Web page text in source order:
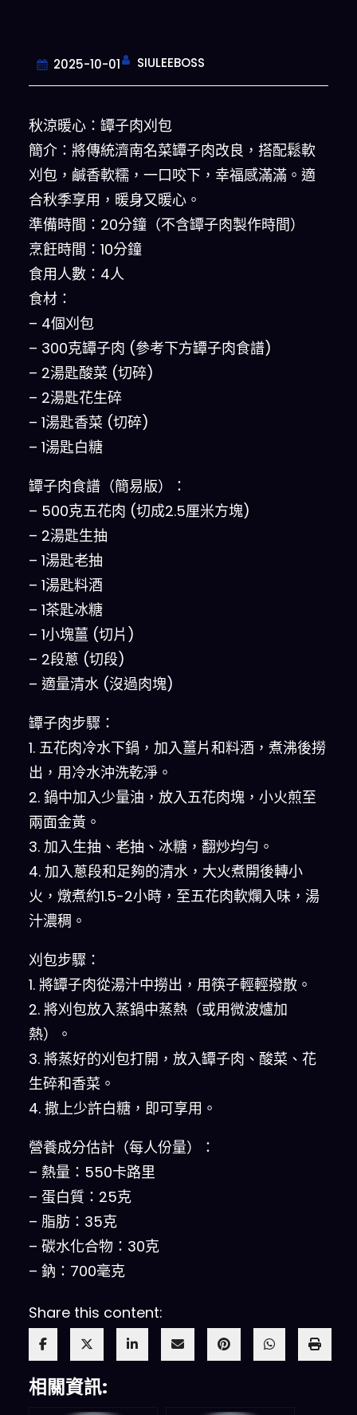
2025-10-01 SIULEEBOSS
秋涼暖心：罈子肉刈包
簡介：將傳統濟南名菜罈子肉改良，搭配鬆軟
刈包，鹹香軟糯，一口咬下，幸福感滿滿。適
合秋季享用，暖身又暖心。
準備時間：20分鐘（不含罈子肉製作時間）
烹飪時間：10分鐘
食用人數：4人
食材：
– 4個刈包
– 300克罈子肉 (參考下方罈子肉食譜)
– 2湯匙酸菜 (切碎)
– 2湯匙花生碎
– 1湯匙香菜 (切碎)
– 1湯匙白糖
罈子肉食譜（簡易版）：
– 500克五花肉 (切成2.5厘米方塊)
– 2湯匙生抽
– 1湯匙老抽
– 1湯匙料酒
– 1茶匙冰糖
– 1小塊薑 (切片)
– 2段蔥 (切段)
– 適量清水 (沒過肉塊)
罈子肉步驟：
1. 五花肉冷水下鍋，加入薑片和料酒，煮沸後撈
出，用冷水沖洗乾淨。
2. 鍋中加入少量油，放入五花肉塊，小火煎至
兩面金黃。
3. 加入生抽、老抽、冰糖，翻炒均勻。
4. 加入蔥段和足夠的清水，大火煮開後轉小
火，燉煮約1.5-2小時，至五花肉軟爛入味，湯
汁濃稠。
刈包步驟：
1. 將罈子肉從湯汁中撈出，用筷子輕輕撥散。
2. 將刈包放入蒸鍋中蒸熱（或用微波爐加
熱）。
3. 將蒸好的刈包打開，放入罈子肉、酸菜、花
生碎和香菜。
4. 撒上少許白糖，即可享用。
營養成分估計（每人份量）：
– 熱量：550卡路里
– 蛋白質：25克
– 脂肪：35克
– 碳水化合物：30克
– 鈉：700毫克
Share this content:
相關資訊: